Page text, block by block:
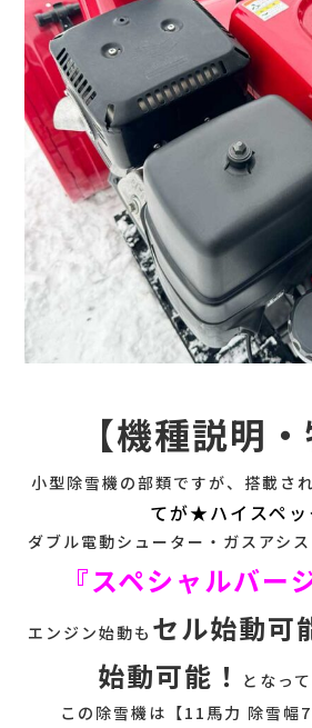
【機種説明・
小型除雪機の部類ですが、搭載さ
てが★ハイスペ
ダブル電動シューター・ガスアシ
『スペシャルバー
エンジン始動も セル始動可
始動可能！
となっ
この除雪機は【11馬力 除雪幅